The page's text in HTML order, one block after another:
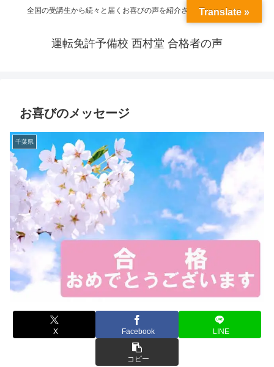
全国の受講生から続々と届くお喜びの声を紹介させていただきます
運転免許予備校 西村堂 合格者の声
お喜びのメッセージ
千葉県
X Facebook LINE
コピー
Translate »